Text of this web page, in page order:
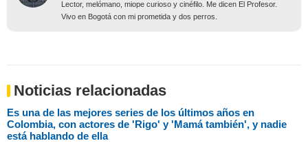
Lector, melómano, miope curioso y cinéfilo. Me dicen El Profesor.
Vivo en Bogotá con mi prometida y dos perros.
Noticias relacionadas
Es una de las mejores series de los últimos años en
Colombia, con actores de 'Rigo' y 'Mamá también', y nadie
está hablando de ella